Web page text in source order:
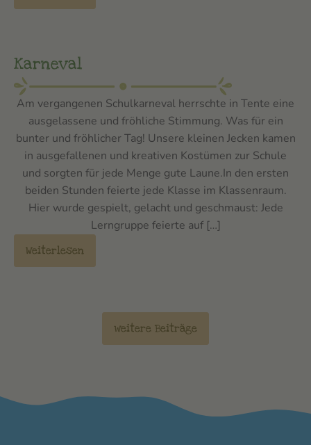
Karneval
Am vergangenen Schulkarneval herrschte in Tente eine
ausgelassene und fröhliche Stimmung. Was für ein
bunter und fröhlicher Tag! Unsere kleinen Jecken kamen
in ausgefallenen und kreativen Kostümen zur Schule
und sorgten für jede Menge gute Laune.In den ersten
beiden Stunden feierte jede Klasse im Klassenraum.
Hier wurde gespielt, gelacht und geschmaust: Jede
Lerngruppe feierte auf […]
Weiterlesen
weitere Beiträge